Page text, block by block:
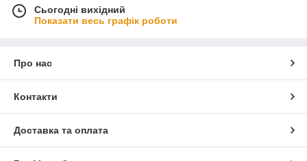
Сьогодні вихідний
Показати весь графік роботи
Про нас
Контакти
Доставка та оплата